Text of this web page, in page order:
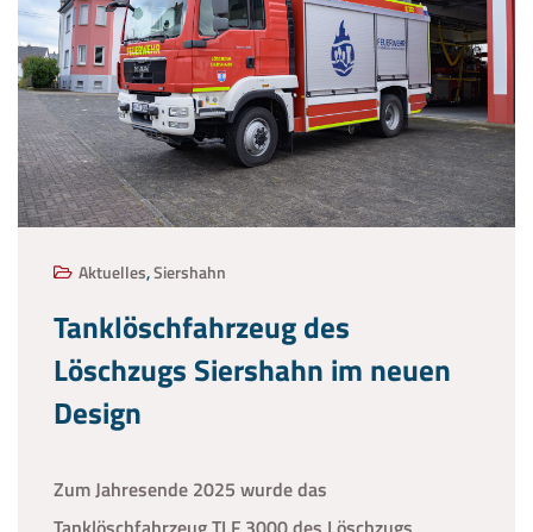
Aktuelles,Siershahn
Tanklöschfahrzeug des
Löschzugs Siershahn im neuen
Design
Zum Jahresende 2025 wurde das